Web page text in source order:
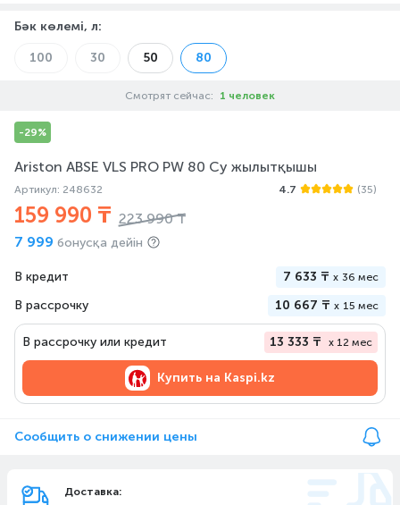
Бәк көлемі, л:
100 30 50 80
Смотрят сейчас: 1 человек
-29%
Ariston ABSE VLS PRO PW 80 Су жылытқышы
Артикул: 248632 4.7 (35)
159 990 ₸ 223 990 ₸
7 999 бонусқа дейін
В кредит 7 633 ₸ x 36 мес
В рассрочку 10 667 ₸ x 15 мес
В рассрочку или кредит 13 333 ₸ x 12 мес
Купить на Kaspi.kz
Сообщить о снижении цены
Доставка: